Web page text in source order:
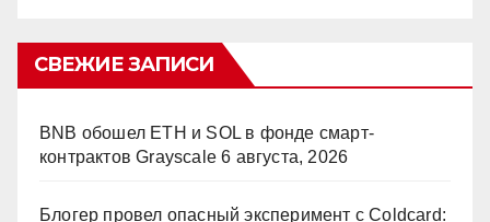
СВЕЖИЕ ЗАПИСИ
BNB обошел ETH и SOL в фонде смарт-
контрактов Grayscale 6 августа, 2026
Блогер провел опасный эксперимент с Coldcard: